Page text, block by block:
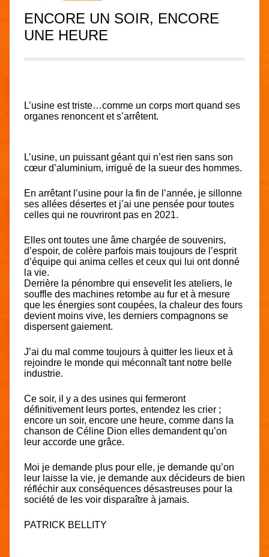
ENCORE UN SOIR, ENCORE
UNE HEURE
L’usine est triste…comme un corps mort quand ses
organes renoncent et s’arrêtent.
L’usine, un puissant géant qui n’est rien sans son
cœur d’aluminium, irrigué de la sueur des hommes.
En arrêtant l’usine pour la fin de l’année, je sillonne
ses allées désertes et j’ai une pensée pour toutes
celles qui ne rouvriront pas en 2021.
Elles ont toutes une âme chargée de souvenirs,
d’espoir, de colère parfois mais toujours de l’esprit
d’équipe qui anima celles et ceux qui lui ont donné
la vie.
Derrière la pénombre qui ensevelit les ateliers, le
souffle des machines retombe au fur et à mesure
que les énergies sont coupées, la chaleur des fours
devient moins vive, les derniers compagnons se
dispersent gaiement.
J’ai du mal comme toujours à quitter les lieux et à
rejoindre le monde qui méconnaît tant notre belle
industrie.
Ce soir, il y a des usines qui fermeront
définitivement leurs portes, entendez les crier ;
encore un soir, encore une heure, comme dans la
chanson de Céline Dion elles demandent qu’on
leur accorde une grâce.
Moi je demande plus pour elle, je demande qu’on
leur laisse la vie, je demande aux décideurs de bien
réfléchir aux conséquences désastreuses pour la
société de les voir disparaître à jamais.
PATRICK BELLITY